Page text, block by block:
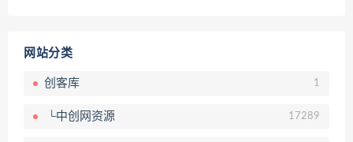
网站分类
创客库 1
└中创网资源 17289